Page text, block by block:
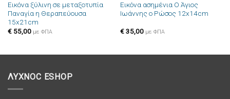
Πρόσθήκη
στην λίστα
Εικόνα ξύλινη σε μεταξοτυπία
Παναγία η Θεραπεύουσα
15x21cm
€55,00 με ΦΠΑ
Πρόσθήκη
στην λίστα
Εικόνα ασημένια Ο Άγιος
Ιωάννης ο Ρώσος 12x14cm
€35,00 με ΦΠΑ
ΛΥΧΝΟC ESHOP